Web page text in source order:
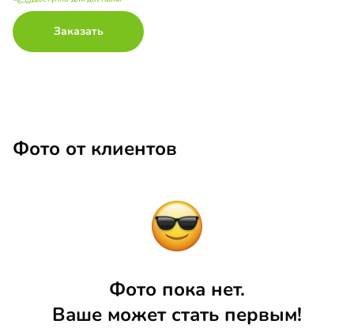
Заказать
Фото от клиентов
Фото пока нет.
Ваше может стать первым!